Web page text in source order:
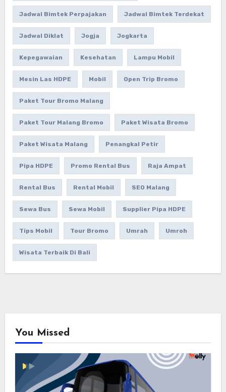
Jadwal Bimtek Perpajakan Jadwal Bimtek Terdekat
Jadwal Diklat Jogja Jogkarta
Kepegawaian Kesehatan Lampu Mobil
Mesin Las HDPE Mobil Open Trip Bromo
Paket Tour Bromo Malang
Paket Tour Malang Bromo Paket Wisata Bromo
Paket Wisata Malang Penangkal Petir
Pipa HDPE Promo Rental Bus Raja Ampat
Rental Bus Rental Mobil SEO Malang
Sewa Bus Sewa Mobil Supplier Pipa HDPE
Tips Mobil Tour Bromo Umrah Umroh
Wisata Terbaik Di Bali
You Missed